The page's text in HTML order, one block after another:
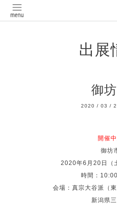
出展
御
2020 / 03 /
開催
御坊
2020年6月20日（
時間：
会場：真宗大谷派（
新潟県